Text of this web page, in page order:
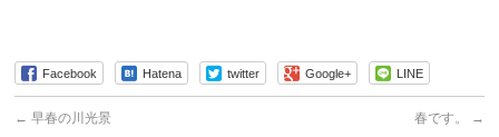
Facebook Hatena twitter Google+ LINE
← 早春の川光景 春です。 →